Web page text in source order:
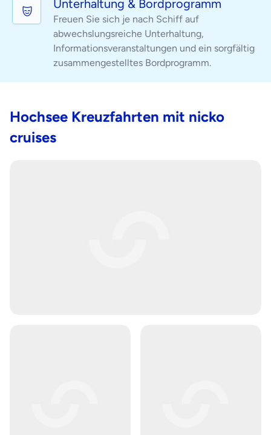
Unterhaltung & Bordprogramm
Freuen Sie sich je nach Schiff auf
abwechslungsreiche Unterhaltung,
Informationsveranstaltungen und ein sorgfältig
zusammengestelltes Bordprogramm.
Hochsee Kreuzfahrten mit nicko
cruises